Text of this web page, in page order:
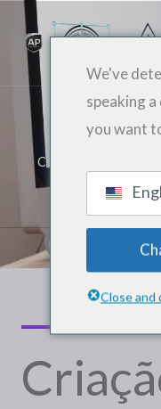
ਸਮੱਗਰੀ
Criação
Conheça um pouco
We've
speaking
you want
Close and